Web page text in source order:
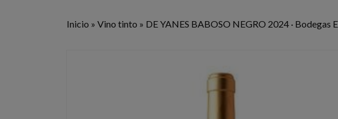
Inicio » Vino tinto » DE YANES BABOSO NEGRO 2024 · Bodegas